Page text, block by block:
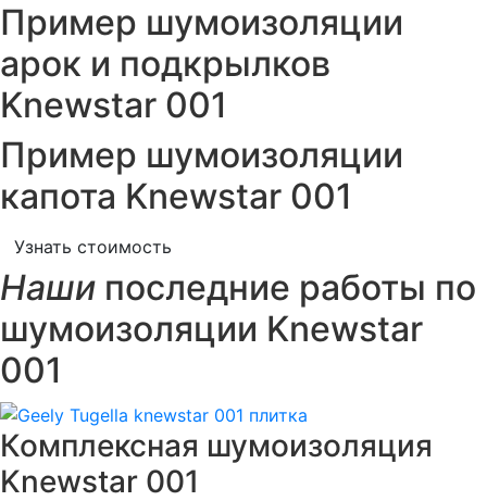
Пример шумоизоляции
арок и подкрылков
Knewstar 001
Пример шумоизоляции
капота Knewstar 001
Узнать стоимость
Наши последние работы по
шумоизоляции Knewstar
001
Комплексная шумоизоляция
Knewstar 001